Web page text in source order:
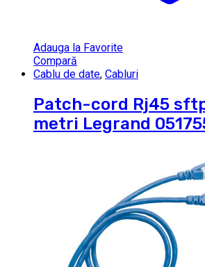
Adauga la Favorite
Compară
Cablu de date, Cabluri
Patch-cord Rj45
metri Legrand